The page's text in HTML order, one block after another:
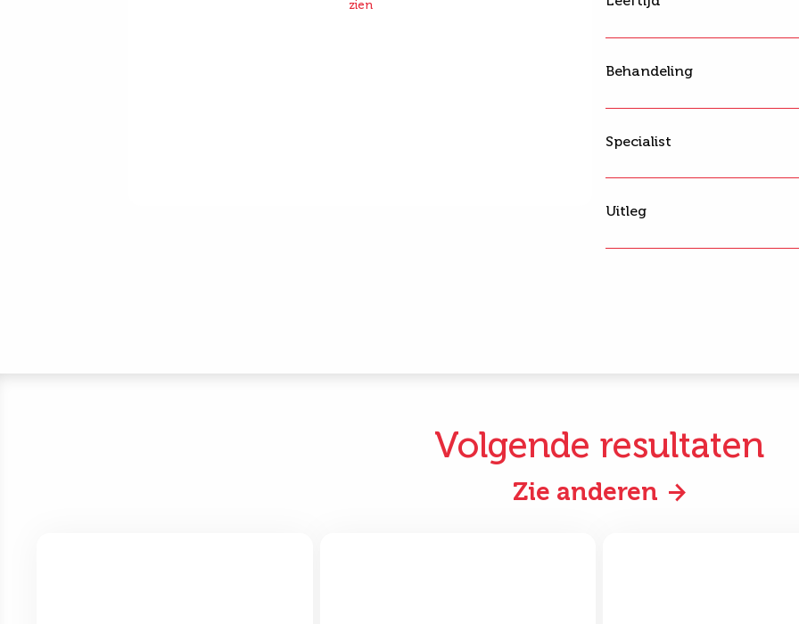
zien
Behandeling
Specialist
Uitleg
Volgende resultaten
Zie anderen